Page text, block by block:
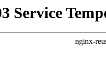
Service
nginx-